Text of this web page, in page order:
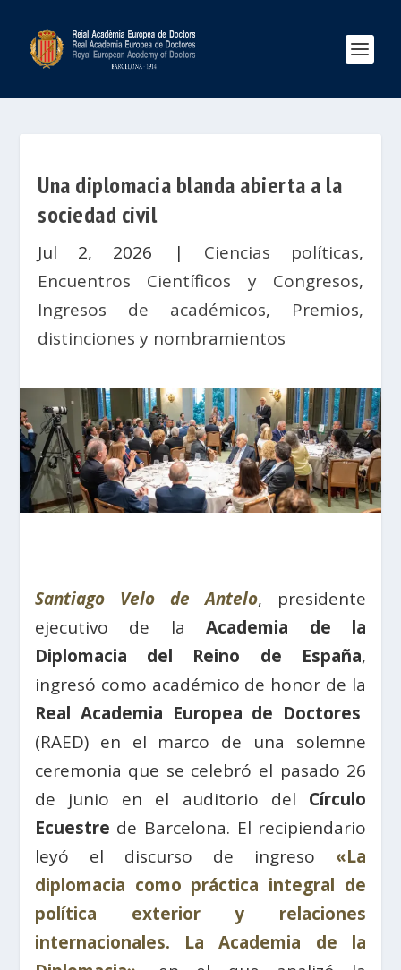
Una diplomacia blanda abierta a la
sociedad civil
Jul 2, 2026 | Ciencias políticas,
Encuentros Científicos y Congresos,
Ingresos de académicos, Premios,
distinciones y nombramientos
Santiago Velo de Antelo, presidente
ejecutivo de laAcademia de la
Diplomacia del Reino de España,
ingresó como académico de honor de la
Real Academia Europea de Doctores
(RAED) en el marco de una solemne
ceremonia que se celebró el pasado 26
de junio en el auditorio del Círculo
Ecuestre de Barcelona. El recipiendario
leyó el discurso de ingreso «La
diplomacia como práctica integral de
política exterior y relaciones
internacionales. La Academia de la